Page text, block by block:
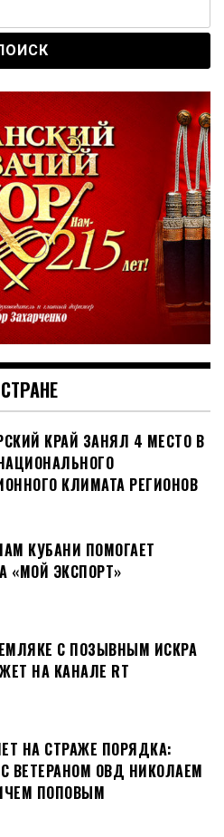
КРАЙ ЗАНЯЛ 4 МЕСТО В
КЛИМАТА РЕГИОНОВ
КУБАНИ ПОМОГАЕТ
«МОЙ ЭКСПОРТ»
С ПОЗЫВНЫМ ИСКРА
НА КАНАЛЕ RT
НА СТРАЖЕ ПОРЯДКА:
ВЕТЕРАНОМ ОВД НИКОЛАЕМ
ПОПОВЫМ